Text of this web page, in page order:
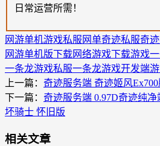
日常运营所需！
网游单机游戏私服 网单奇迹私服奇
网游单机版下载网络游戏下载游戏
一条龙游戏私服一条龙游戏开发端
上一篇： 奇迹服务端 奇迹姬风
下一篇： 奇迹服务端 0.97D奇迹纯
坏骑士 怀旧版
相关文章